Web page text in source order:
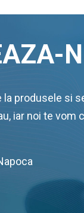
la produsele si
iar noi te vom